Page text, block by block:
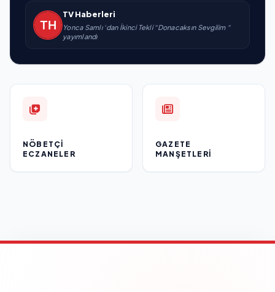
TV Haberleri
Yonca Samlı ‘dan İkinci Tekli “Donacaksın Sevgilim “
yayımlandı
NÖBETÇI
ECZANELER
GAZETE
MANŞETLERI